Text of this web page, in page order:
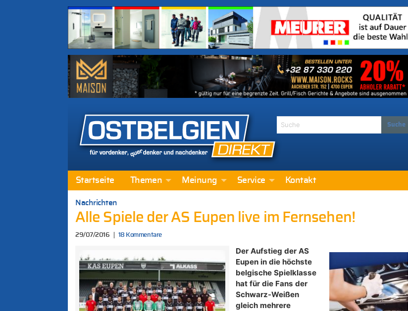
Startseite Themen Meinung Service Kontakt
Nachrichten
Alle Spiele der AS Eupen live im Fernsehen!
29/07/2016 18 Kommentare
Der Aufstieg der AS
Eupen in die höchste
belgische Spielklasse
hat für die Fans der
Schwarz-Weißen
gleich mehrere